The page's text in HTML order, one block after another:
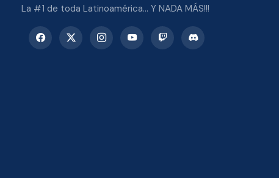
La #1 de toda Latinoamérica... Y NADA MÁS!!!